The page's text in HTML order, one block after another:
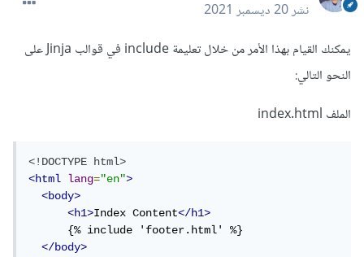
نشر20 ديسمبر 2021
يمكنك القيام بهذا الأمر من خلال تعليمة include في قوالب Jinja على
النحو التالي:
الملف index.html
<!DOCTYPE html>
<html
lang="en">
<body>
<h1>Index Content</h1>
      {% include 'footer.html' %}
</body>